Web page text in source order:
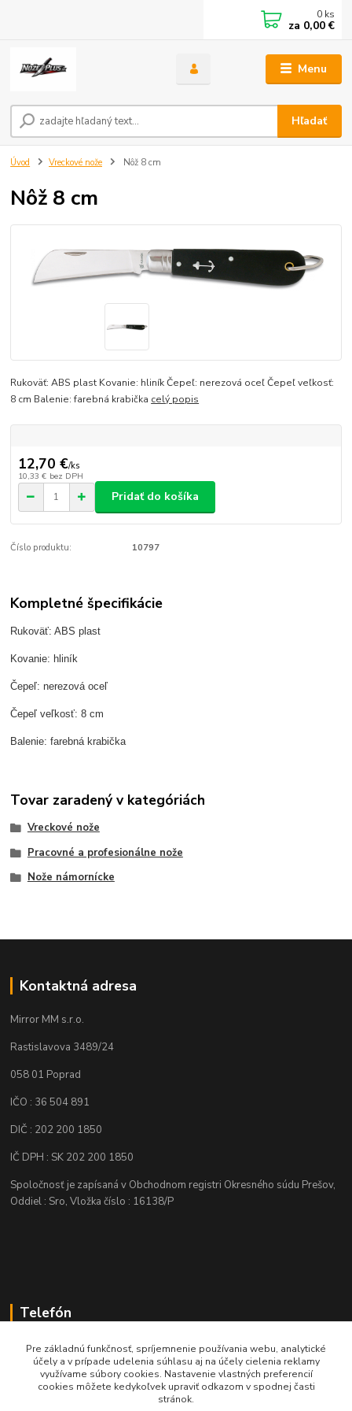
Menu
Hľadať
0 ks
za 0,00 €
Úvod Vreckové nože Nôž 8 cm
Nôž 8 cm
Rukoväť: ABS plast Kovanie: hliník Čepeľ: nerezová oceľ Čepeľ veľkosť:
8 cm Balenie: farebná krabička celý popis
12,70 €/ks
10,33 € bez DPH
Pridať do košíka
Číslo produktu: 10797
Kompletné špecifikácie
Rukoväť: ABS plast
Kovanie: hliník
Čepeľ: nerezová oceľ
Čepeľ veľkosť: 8 cm
Balenie: farebná krabička
Tovar zaradený v kategóriách
Vreckové nože
Pracovné a profesionálne nože
Nože námornícke
Kontaktná adresa
Mirror MM s.r.o.
Rastislavova 3489/24
058 01 Poprad
IČO : 36 504 891
DIČ : 202 200 1850
IČ DPH : SK 202 200 1850
Spoločnosť je zapísaná v Obchodnom registri Okresného súdu Prešov,
Oddiel : Sro, Vložka číslo : 16138/P
Telefón
+421 905 622 625
obchod@nozeplus.sk
Pre základnú funkčnosť, spríjemnenie používania webu, analytické
účely a v prípade udelenia súhlasu aj na účely cielenia reklamy
využívame súbory cookies. Nastavenie vlastných preferencií
cookies môžete kedykoľvek upraviť odkazom v spodnej časti
stránok.